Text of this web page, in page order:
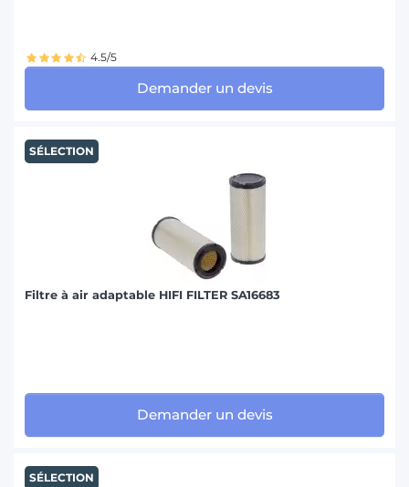
4.5/5
Demander un devis
SÉLECTION
Filtre à air adaptable HIFI FILTER SA16683
Demander un devis
SÉLECTION